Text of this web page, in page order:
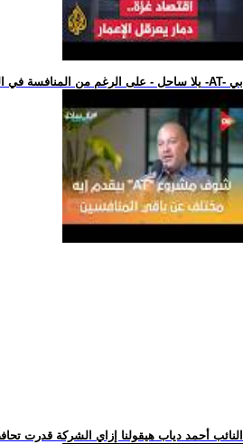
.. يلا ساحل - على الرغم من المنافسة في الساحل شوف مشروع -AT- بي
.. النائب أحمد دياب هيقولنا إزاي الشركة قدرت